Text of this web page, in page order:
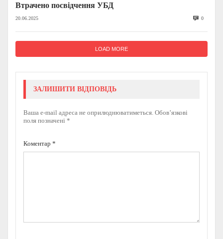
Втрачено посвідчення УБД
20.06.2025 0
LOAD MORE
ЗАЛИШИТИ ВІДПОВІДЬ
Ваша e-mail адреса не оприлюднюватиметься. Обов’язкові
поля позначені *
Коментар *